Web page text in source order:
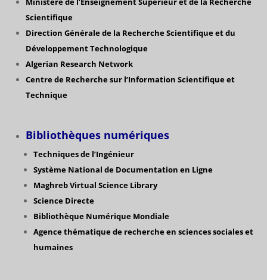
Scientifique
Direction Générale de la Recherche Scientifiqueet du
Développement Technologique
Algerian Research Network
Centre de Recherche sur l’Information Scientifique et
Technique
Bibliothèques numériques
Techniques de l’Ingénieur
Système National de Documentation en Ligne
Maghreb Virtual Science Library
Science Directe
Bibliothèque Numérique Mondiale
Agence thématique de recherche en sciences sociales et
humaines